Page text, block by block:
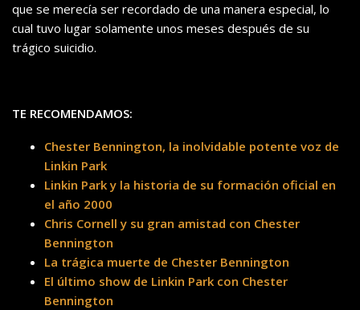
que se merecía ser recordado de una manera especial, lo
cual tuvo lugar solamente unos meses después de su
trágico suicidio.
TE RECOMENDAMOS:
Chester Bennington, la inolvidable potente voz de
Linkin Park
Linkin Park y la historia de su formación oficial en
el año 2000
Chris Cornell y su gran amistad con Chester
Bennington
La trágica muerte de Chester Bennington
El último show de Linkin Park con Chester
Bennington